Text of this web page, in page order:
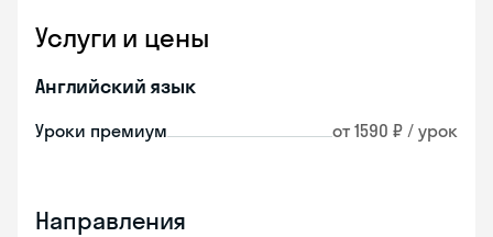
Услуги и цены
Английский язык
Уроки премиум от 1590 ₽ / урок
Направления